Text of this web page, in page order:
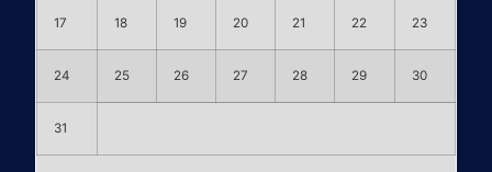
17 18 19 20 21 22 23
24 25 26 27 28 29 30
31